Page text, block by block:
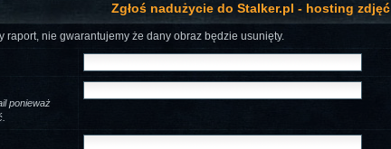
Zgłoś nadużycie do Stalker.pl - hosting zdjęć
raport, nie gwarantujemy że dany obraz będzie usunięty.
ponieważ